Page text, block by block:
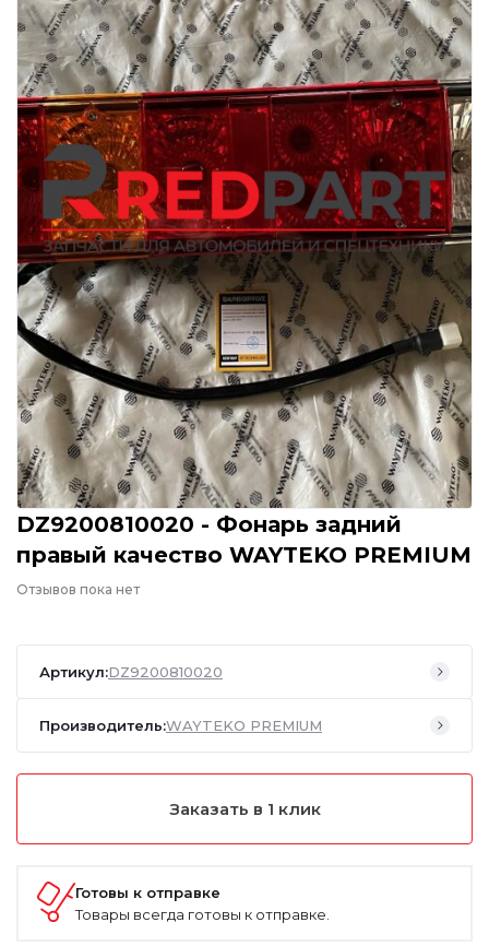
DZ9200810020 - Фонарь задний
правый качество WAYTEKO PREMIUM
Отзывов пока нет
Артикул:DZ9200810020
Производитель:WAYTEKO PREMIUM
Заказать в 1 клик
Готовы к отправке
Товары всегда готовы к отправке.